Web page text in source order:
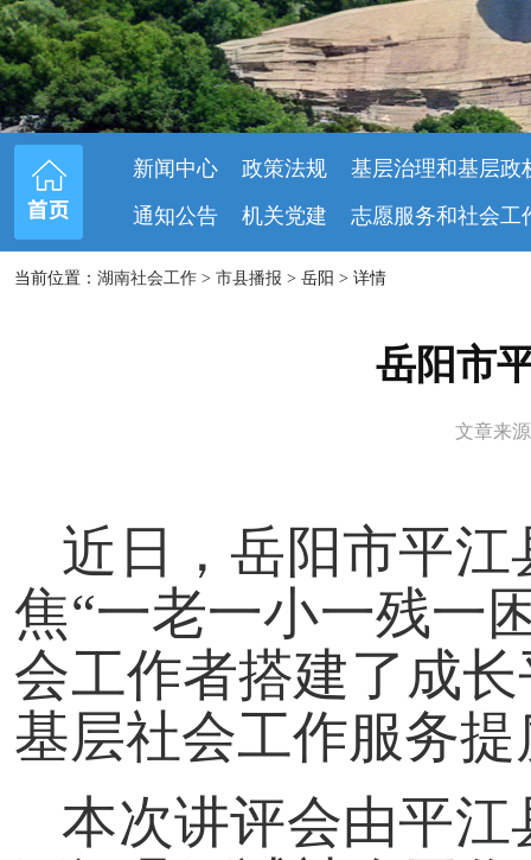
新闻中心 政策法规
基层治理和基层政
通知公告
机关党建 志愿服务和社会工
当前位置：湖南社会工作 >市县播报 > 岳阳 > 详情
岳阳市
文章来
近日，岳阳市平
焦“一老一小一残一
会工作者搭建了成
基层社会工作服务
本次讲评会由平